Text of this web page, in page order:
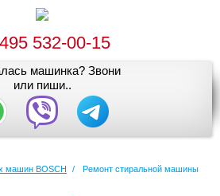
532-00-15
машинка? Звони
или пиши..
машин BOSCH /
Ремонт стиральной машины